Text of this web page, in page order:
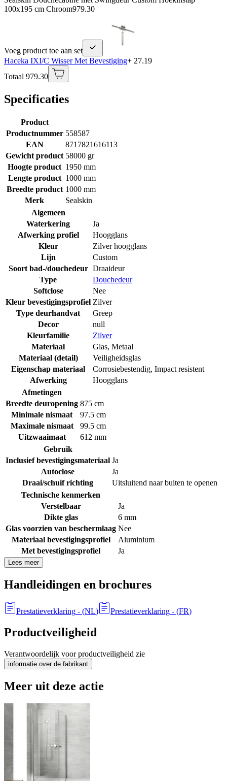
100x195 cm Chroom979.30
Voeg product toe aan set
Haceka IXI/C Wisser Met Bevestiging+ 27.19
Totaal 979.30
Specificaties
Product
Productnummer 558587
EAN
8717821616113
Gewicht product 58000 gr
Hoogte product 1950 mm
Lengte product 1000 mm
Breedte product 1000 mm
Merk
Sealskin
Algemeen
Waterkering
Ja
Afwerking profiel
Hoogglans
Kleur
Zilver hoogglans
Lijn
Custom
Soort bad-/douchedeur Draaideur
Type
Douchedeur
Softclose
Nee
Kleur bevestigingsprofiel Zilver
Type deurhandvat
Greep
Decor
null
Kleurfamilie
Zilver
Materiaal
Glas, Metaal
Materiaal (detail)
Veiligheidsglas
Eigenschap materiaal
Corrosiebestendig, Impact resistent
Afwerking
Hoogglans
Afmetingen
Breedte deuropening 875 cm
Minimale nismaat
97.5 cm
Maximale nismaat
99.5 cm
Uitzwaaimaat
612 mm
Gebruik
Inclusief bevestigingsmateriaal Ja
Autoclose
Ja
Draai/schuif richting
Uitsluitend naar buiten te openen
Technische kenmerken
Verstelbaar
Ja
Dikte glas
6 mm
Glas voorzien van beschermlaag Nee
Materiaal bevestigingsprofiel
Aluminium
Met bevestigingsprofiel
Ja
Lees meer
Handleidingen en brochures
Prestatieverklaring - (NL) Prestatieverklaring - (FR)
Productveiligheid
Verantwoordelijk voor productveiligheid zie
informatie over de fabrikant
Meer uit deze actie